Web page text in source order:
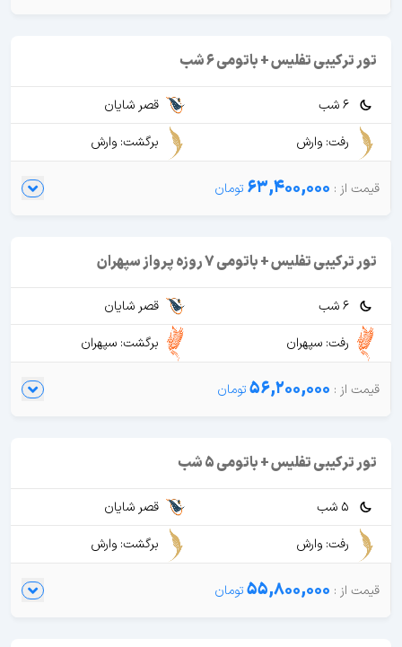
تور ترکیبی تفلیس + باتومی 6 شب
6 شب
قصر شایان
رفت: وارش
برگشت: وارش
63,400,000
تور ترکیبی تفلیس + باتومی 7 روزه پرواز سپهران
6 شب
قصر شایان
رفت: سپهران
برگشت: سپهران
56,200,000
تور ترکیبی تفلیس + باتومی 5 شب
5 شب
قصر شایان
رفت: وارش
برگشت: وارش
55,800,000